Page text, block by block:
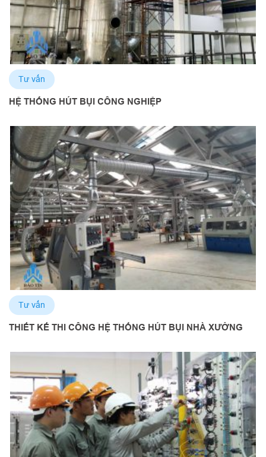
Tư vấn
HỆ THỐNG HÚT BỤI CÔNG NGHIỆP
Tư vấn
THIẾT KẾ THI CÔNG HỆ THỐNG HÚT BỤI NHÀ XƯỞNG